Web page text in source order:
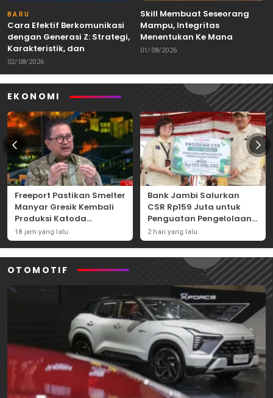
BARU
Cara Efektif Berkomunikasi
dengan Generasi Z: Strategi,
Karakteristik, dan
Tantangannya
02/08/2026
Skill Membuat Seseorang
Mampu, Integritas
Menentukan Ke Mana
Kemampuan Itu Dibawa
01/08/2026
EKONOMI
Freeport Pastikan Smelter
Manyar Gresik Kembali
Produksi Katoda
Tembaga Mulai
September 2026
18 jam yang lalu
Bank Jambi Salurkan
CSR Rp159 Juta untuk
Penguatan Pengelolaan
Sampah di Tanjung
Jabung Barat
2 hari yang lalu
OTOMOTIF